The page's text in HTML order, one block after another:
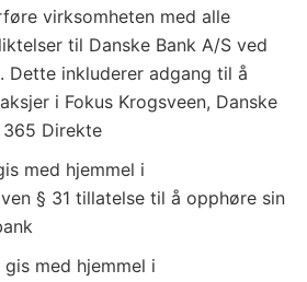
virksomheten med alle
til Danske Bank A/S ved
Dette inkluderer adgang til å
i Fokus Krogsveen, Danske
Direkte
med hjemmel i
§ 31 tillatelse til å opphøre sin
gis med hjemmel i